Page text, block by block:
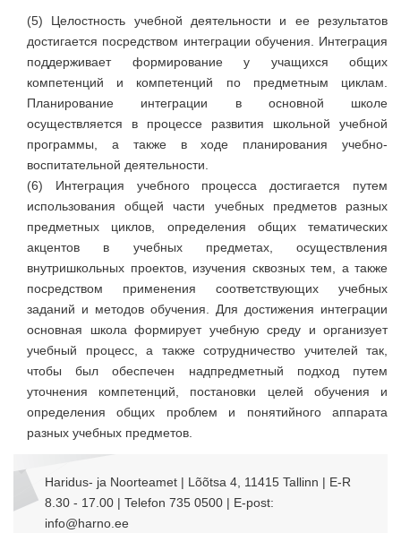
(5) Целостность учебной деятельности и ее результатов
достигается посредством интеграции обучения. Интеграция
поддерживает формирование у учащихся общих
компетенций и компетенций по предметным циклам.
Планирование интеграции в основной школе
осуществляется в процессе развития школьной учебной
программы, а также в ходе планирования учебно-
воспитательной деятельности.
(6) Интеграция учебного процесса достигается путем
использования общей части учебных предметов разных
предметных циклов, определения общих тематических
акцентов в учебных предметах, осуществления
внутришкольных проектов, изучения сквозных тем, а также
посредством применения соответствующих учебных
заданий и методов обучения. Для достижения интеграции
основная школа формирует учебную среду и организует
учебный процесс, а также сотрудничество учителей так,
чтобы был обеспечен надпредметный подход путем
уточнения компетенций, постановки целей обучения и
определения общих проблем и понятийного аппарата
разных учебных предметов.
Haridus- ja Noorteamet | Lõõtsa 4, 11415 Tallinn | E-R
8.30 - 17.00 | Telefon 735 0500 | E-post:
info@harno.ee